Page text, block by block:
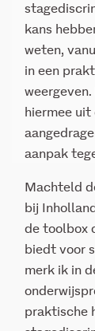
kans
weten,
in een
hiermee uit
aanpak
Machteld
bij
de toolbox
biedt voor
merk ik in
praktische